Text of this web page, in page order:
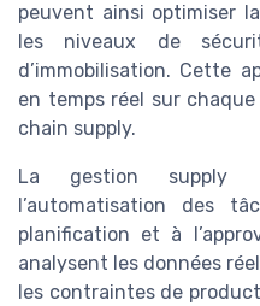
peuvent ainsi optimiser
les niveaux de
d’immobilisation. Cette
en temps réel sur
chain supply.
La gestion supply
l’automatisation des
planification et à
analysent les données
les contraintes de